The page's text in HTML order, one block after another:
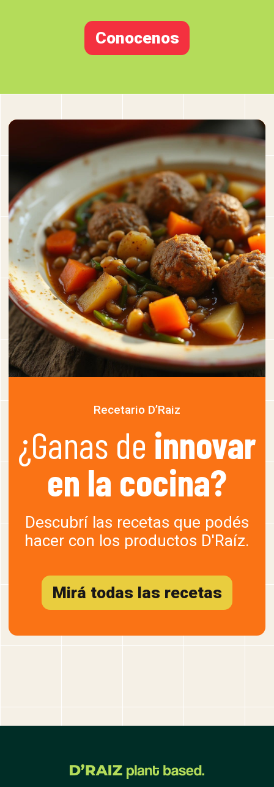
Conocenos
Recetario D’Raiz
¿Ganas de innovar
en la cocina?
Descubrí las recetas que podés
hacer con los productos D'Raíz.
Mirá todas las recetas